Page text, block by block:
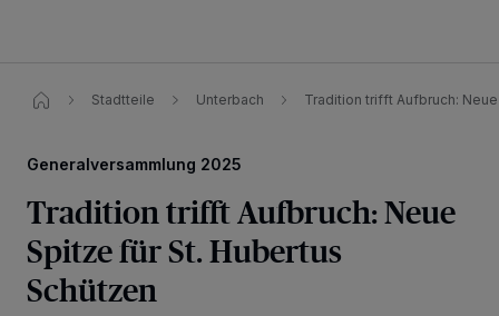
Stadtteile Unterbach Tradition trifft Aufbruch:
Generalversammlung 2025
Tradition trifft Aufbruch: Neue
Spitze für St. Hubertus
Schützen